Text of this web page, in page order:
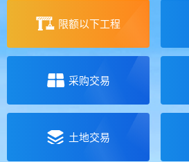
限额以下工程
采购交易
土地交易